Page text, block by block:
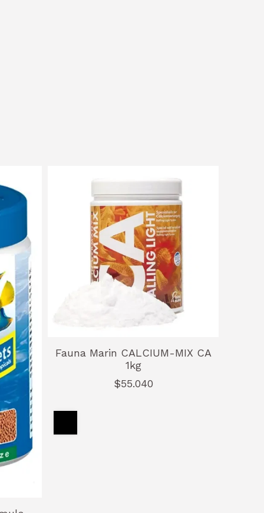
Fauna Marin CALCIUM-MIX CA
1kg
$55.040